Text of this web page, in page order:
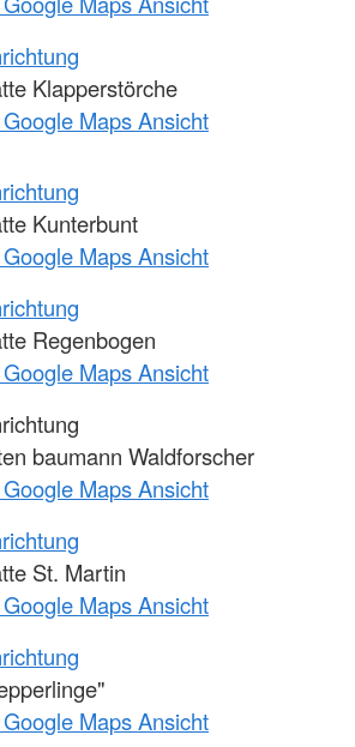
Klapperstörche
Maps Ansicht
Kunterbunt
Maps Ansicht
Regenbogen
Maps Ansicht
baumann Waldforscher
Maps Ansicht
St. Martin
Maps Ansicht
Maps Ansicht